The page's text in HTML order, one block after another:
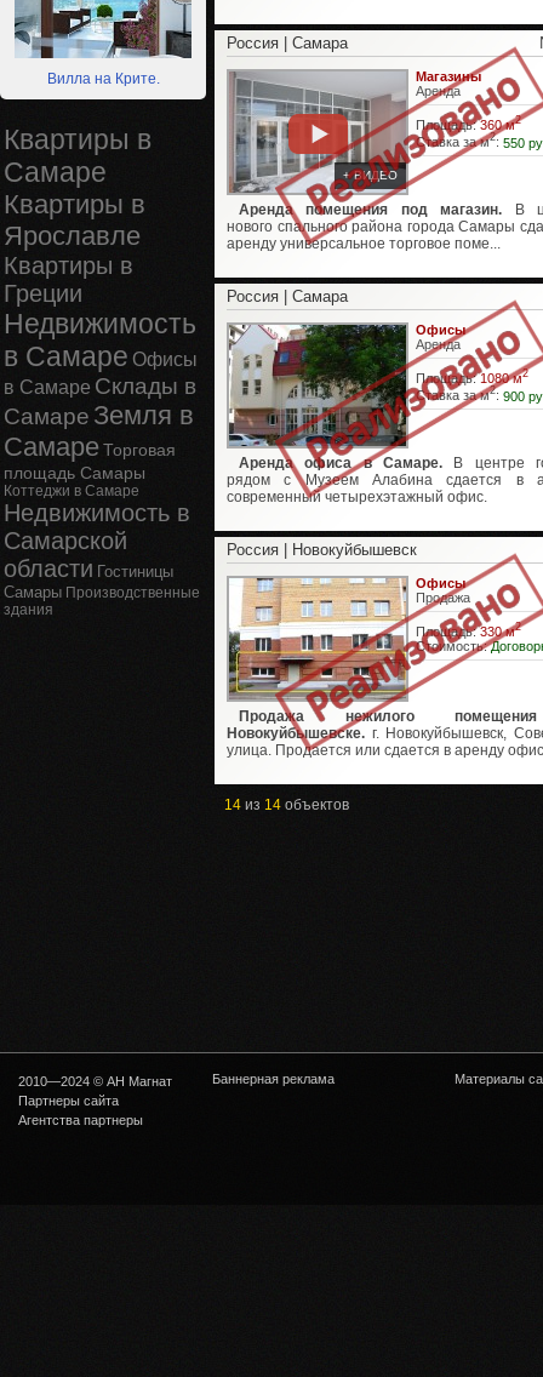
Вилла на Крите.
Квартиры в
Самаре
Квартиры в
Ярославле
Квартиры в
Греции
Недвижимость
в Самаре Офисы
в Самаре Склады в
Самаре Земля в
СамареТорговая
площадь Самары
Коттеджи в Самаре
Недвижимость в
Самарской
области Гостиницы
Самары Производственные
здания
Россия | Самара
+ ВИДЕО
Магазины
Аренда
Площадь:360 м2
Ставка за м2: 550
Аренда помещения под магазин. В
нового спального района города Самары
аренду универсальное торговое поме...
Россия | Самара
Офисы
Аренда
Площадь:1080 м2
Ставка за м2: 900
Аренда офиса в Самаре. В центре
рядом с Музеем Алабина сдается в
современный четырехэтажный офис.
Россия | Новокуйбышевск
Офисы
Продажа
Площадь:330 м2
Стоимость:
Продажа нежилого
Новокуйбышевске. г. Новокуйбышевск,
улица. Продается или сдается в аренду
14 из 14 объектов
2010—2024 © АН Магнат
Партнеры сайта
Агентства партнеры
Баннерная реклама Материалы